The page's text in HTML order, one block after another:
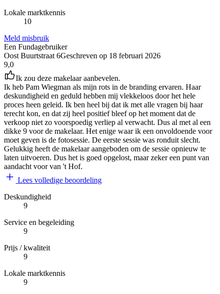
Lokale marktkennis
10
Meld misbruik
Een Fundagebruiker
Oost Buurtstraat 6Geschreven op 18 februari 2026
9,0
Ik zou deze makelaar aanbevelen.
Ik heb Pam Wiegman als mijn rots in de branding ervaren. Haar
deskundigheid en geduld hebben mij vlekkeloos door het hele
proces heen geleid. Ik ben heel bij dat ik met alle vragen bij haar
terecht kon, en dat zij heel positief bleef op het moment dat de
verkoop niet zo voorspoedig verliep al verwacht. Dus al met al een
dikke 9 voor de makelaar. Het enige waar ik een onvoldoende voor
moet geven is de fotosessie. De eerste sessie was ronduit slecht.
Gelukkig heeft de makelaar aangeboden om de sessie opnieuw te
laten uitvoeren. Dus het is goed opgelost, maar zeker een punt van
aandacht voor van 't Hof.
Lees volledige beoordeling
Deskundigheid
9
Service en begeleiding
9
Prijs / kwaliteit
9
Lokale marktkennis
9